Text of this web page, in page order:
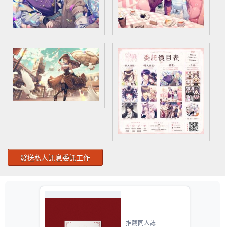
發送私人訊息委託工作
推薦同人誌